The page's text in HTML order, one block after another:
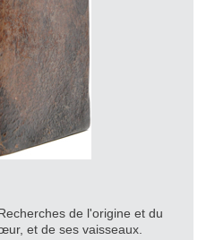
de l'origine et du
et de ses vaisseaux.